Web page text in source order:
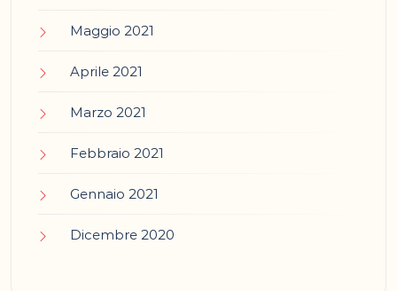
Maggio 2021
Aprile 2021
Marzo 2021
Febbraio 2021
Gennaio 2021
Dicembre 2020